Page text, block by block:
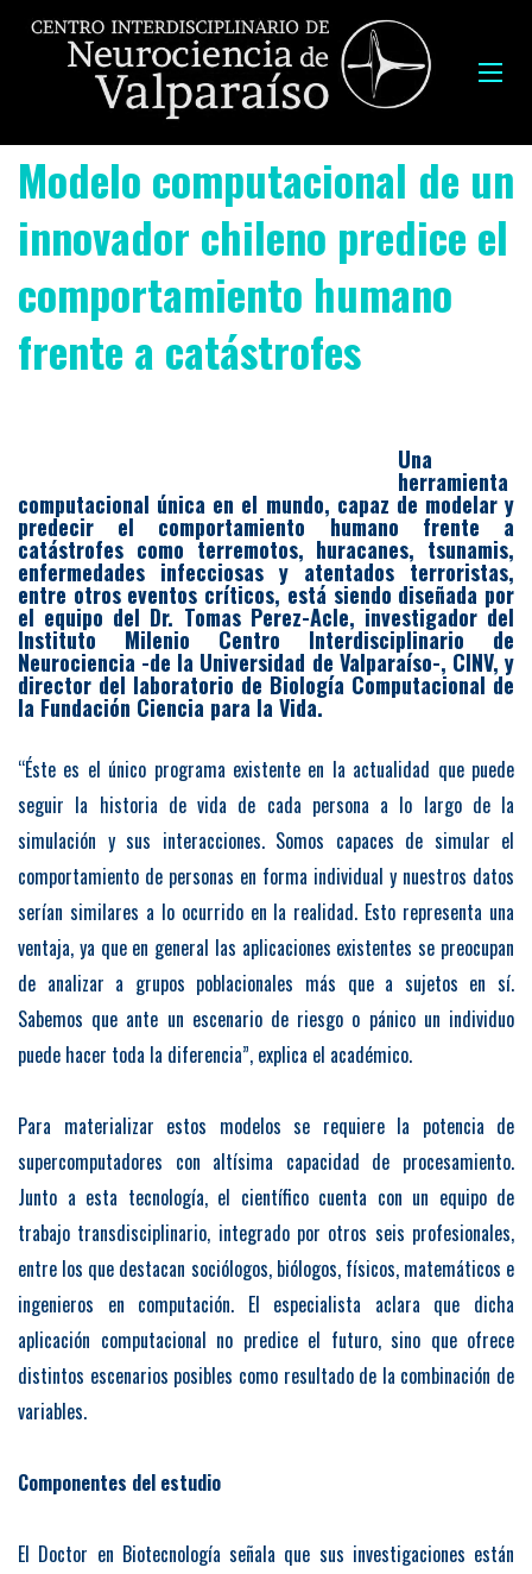
Modelo computacional de un
innovador chileno predice el
comportamiento humano
frente a catástrofes
Una
herramienta
computacional única en el mundo, capaz de modelar y
predecir el comportamiento humano frente a
catástrofes como terremotos, huracanes, tsunamis,
enfermedades infecciosas y atentados terroristas,
entre otros eventos críticos, está siendo diseñada por
el equipo del Dr. Tomas Perez-Acle, investigador del
Instituto Milenio Centro Interdisciplinario de
Neurociencia -de la Universidad de Valparaíso-, CINV, y
director del laboratorio de Biología Computacional de
la Fundación Ciencia para la Vida.
“Éste es el único programa existente en la actualidad que puede
seguir la historia de vida de cada persona a lo largo de la
simulación y sus interacciones. Somos capaces de simular el
comportamiento de personas en forma individual y nuestros datos
serían similares a lo ocurrido en la realidad. Esto representa una
ventaja, ya que en general las aplicaciones existentes se preocupan
de analizar a grupos poblacionales más que a sujetos en sí.
Sabemos que ante un escenario de riesgo o pánico un individuo
puede hacer toda la diferencia”, explica el académico.
Para materializar estos modelos se requiere la potencia de
supercomputadores con altísima capacidad de procesamiento.
Junto a esta tecnología, el científico cuenta con un equipo de
trabajo transdisciplinario, integrado por otros seis profesionales,
entre los que destacan sociólogos, biólogos, físicos, matemáticos e
ingenieros en computación. El especialista aclara que dicha
aplicación computacional no predice el futuro, sino que ofrece
distintos escenarios posibles como resultado de la combinación de
variables.
Componentes del estudio
El Doctor en Biotecnología señala que sus investigaciones están